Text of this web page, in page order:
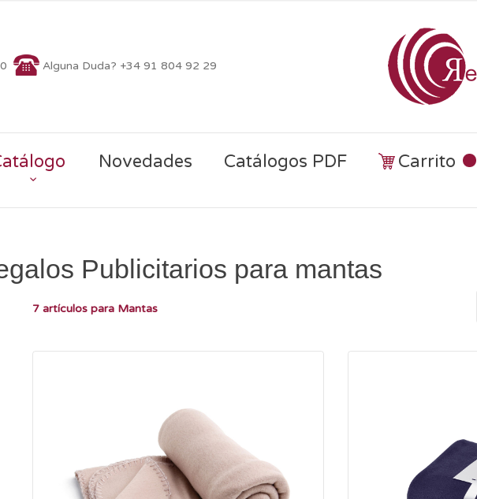
Alguna Duda? +34 91 804 92 29
Novedades Catálogos PDF Carrito
Publicitarios para mantas
7 artículos para Mantas